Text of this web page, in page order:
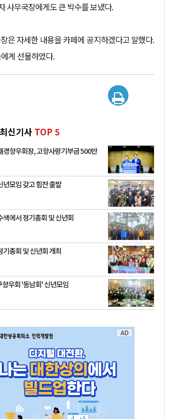
사무국장에게도 큰 박수를 보냈다.
은 자세한 내용을 카페에 공지하겠다고 말했다.
게 선물하였다.
신기사 TOP 5
경향우회장, 고향사랑기부금 500만
년모임 갖고 힘찬 출발
색에서 정기총회 및 신년회
기총회 및 신년회 개최
우회 '동남회' 신년모임